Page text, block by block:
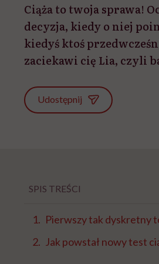
Ciąża to twoja sprawa!
decyzja, kiedy o niej
kiedyś ktoś
zaciekawi cię Lia, czyli
Udostępnij
SPIS TREŚCI
Pierwszy tak dyskretny
Jak powstał nowy test